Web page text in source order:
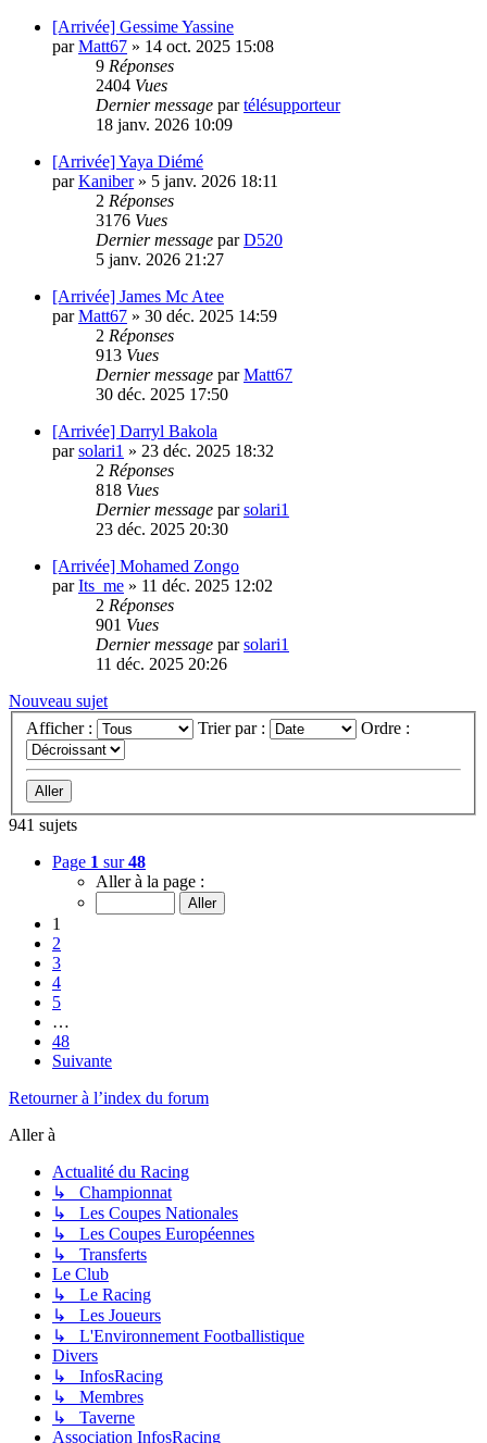
[Arrivée] Gessime Yassine
parMatt67 » 14 oct. 2025 15:08
9 Réponses
2404 Vues
Dernier message partélésupporteur
18 janv. 2026 10:09
[Arrivée] Yaya Diémé
parKaniber» 5 janv. 2026 18:11
2 Réponses
3176 Vues
Dernier message parD520
5 janv. 2026 21:27
[Arrivée] James Mc Atee
parMatt67 » 30 déc. 2025 14:59
2 Réponses
913 Vues
Dernier message parMatt67
30 déc. 2025 17:50
[Arrivée] Darryl Bakola
parsolari1 » 23 déc. 2025 18:32
2 Réponses
818 Vues
Dernier message parsolari1
23 déc. 2025 20:30
[Arrivée] Mohamed Zongo
parIts_me » 11 déc. 2025 12:02
2 Réponses
901 Vues
Dernier message parsolari1
11 déc. 2025 20:26
Nouveau sujet
Afficher :
Trier par : Ordre :
941 sujets
Page 1 sur48
Aller à la page :
1
2
3
4
5
…
48
Suivante
Retourner à l’index du forum
Aller à
Actualité du Racing
↳ Championnat
↳ Les Coupes Nationales
↳ Les Coupes Européennes
↳ Transferts
Le Club
↳ Le Racing
↳ Les Joueurs
↳ L'Environnement Footballistique
Divers
↳ InfosRacing
↳ Membres
↳ Taverne
Association InfosRacing